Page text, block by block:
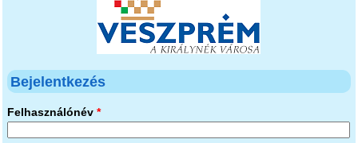
Bejelentkezés
Felhasználónév *